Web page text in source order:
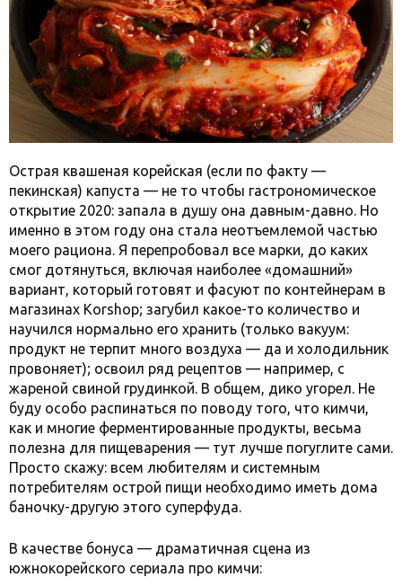
Острая квашеная корейская (если по факту —
пекинская) капуста — не то чтобы гастрономическое
открытие 2020: запала в душу она давным-давно. Но
именно в этом году она стала неотъемлемой частью
моего рациона. Я перепробовал все марки, до каких
смог дотянуться, включая наиболее «домашний»
вариант, который готовят и фасуют по контейнерам в
магазинах Korshop; загубил какое-то количество и
научился нормально его хранить (только вакуум:
продукт не терпит много воздуха — да и холодильник
провоняет); освоил ряд рецептов — например, с
жареной свиной грудинкой. В общем, дико угорел. Не
буду особо распинаться по поводу того, что кимчи,
как и многие ферментированные продукты, весьма
полезна для пищеварения — тут лучше погуглите сами.
Просто скажу: всем любителям и системным
потребителям острой пищи необходимо иметь дома
баночку-другую этого суперфуда.
В качестве бонуса — драматичная сцена из
южнокорейского сериала про кимчи: